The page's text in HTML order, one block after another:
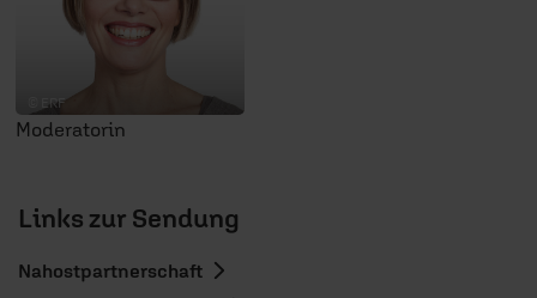
© ERF
Moderatorin
Links zur Sendung
Nahostpartnerschaft